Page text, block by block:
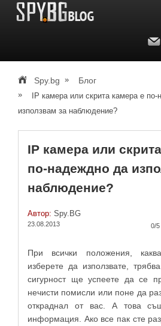
Spy.bg » Блог
»
IP камера или скрита камера е
използвам за наблюдение?
IP камера или
по-надеждно да
наблюдение?
Автор: Spy.BG
23.08.2013 0/5
При всички положения,
изберете да използвате,
сигурност ще успеете да се
нечисти помисли или поне да
откраднал от вас. А това
информация. Ако все пак сте